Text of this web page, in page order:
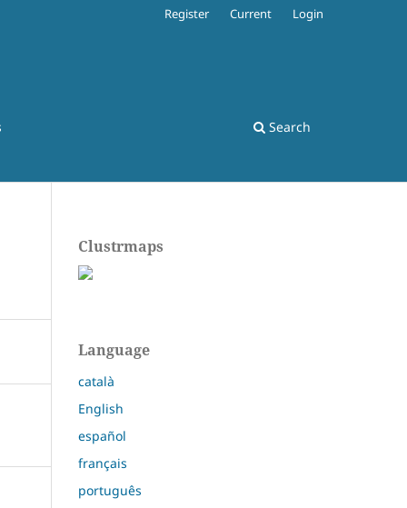
Search
Register Current Login
Clustrmaps
Language
català
English
español
français
português